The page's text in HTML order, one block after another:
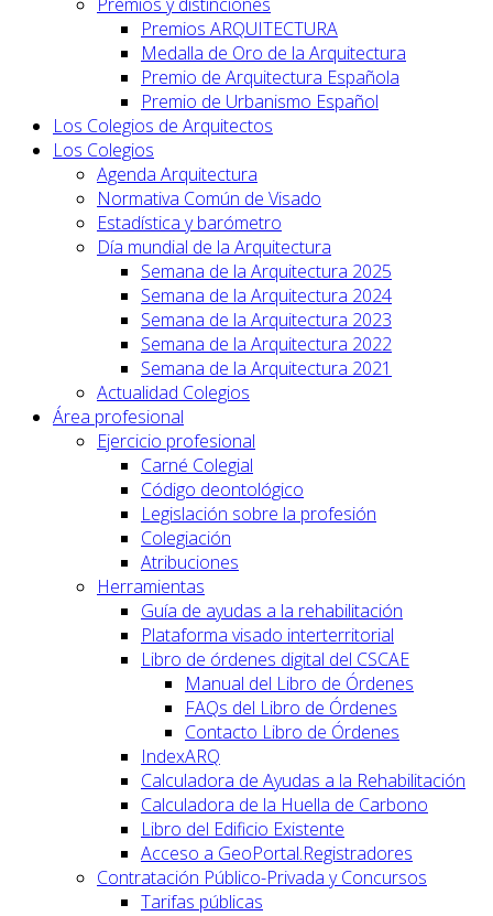
Premios ARQUITECTURA
Medalla de Oro de la Arquitectura
Premio de Arquitectura Española
Premio de Urbanismo Español
Los Colegios de Arquitectos
Los Colegios
Agenda Arquitectura
Normativa Común de Visado
Estadística y barómetro
Día mundial de la Arquitectura
Semana de la Arquitectura 2025
Semana de la Arquitectura 2024
Semana de la Arquitectura 2023
Semana de la Arquitectura 2022
Semana de la Arquitectura 2021
Actualidad Colegios
Área profesional
Ejercicio profesional
Carné Colegial
Código deontológico
Legislación sobre la profesión
Colegiación
Atribuciones
Herramientas
Guía de ayudas a la rehabilitación
Plataforma visado interterritorial
Libro de órdenes digital del CSCAE
Manual del Libro de Órdenes
FAQs del Libro de Órdenes
Contacto Libro de Órdenes
IndexARQ
Calculadora de Ayudas a la Rehabilitación
Calculadora de la Huella de Carbono
Libro del Edificio Existente
Acceso a GeoPortal.Registradores
Contratación Público-Privada y Concursos
Tarifas públicas